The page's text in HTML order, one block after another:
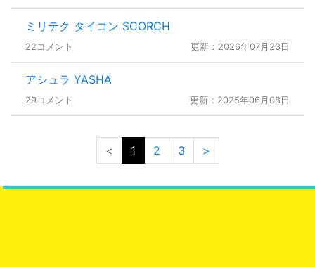
ミリテク タイコン SCORCH
22コメント 更新：2026年07月23日
アシュラ YASHA
29コメント 更新：2025年06月08日
< 1 2 3 >